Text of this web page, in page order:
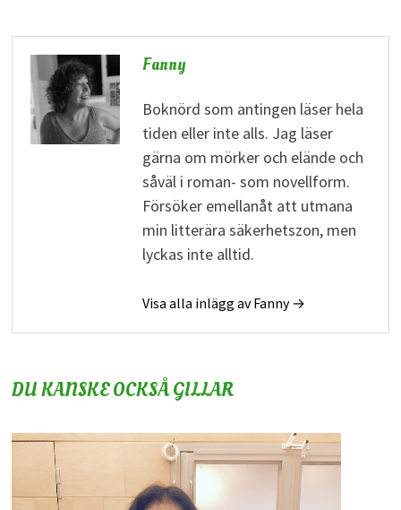
Fanny
Boknörd som antingen läser hela
tiden eller inte alls. Jag läser
gärna om mörker och elände och
såväl i roman- som novellform.
Försöker emellanåt att utmana
min litterära säkerhetszon, men
lyckas inte alltid.
Visa alla inlägg av Fanny →
DU KANSKE OCKSÅ GILLAR